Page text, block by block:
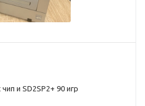
и SD2SP2+ 90 игр